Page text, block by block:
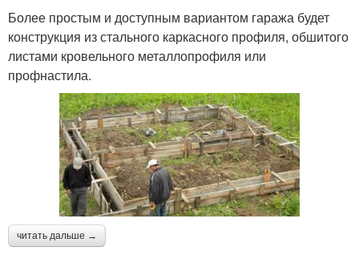
Более простым и доступным вариантом гаража будет
конструкция из стального каркасного профиля, обшитого
листами кровельного металлопрофиля или
профнастила.
читать дальше →